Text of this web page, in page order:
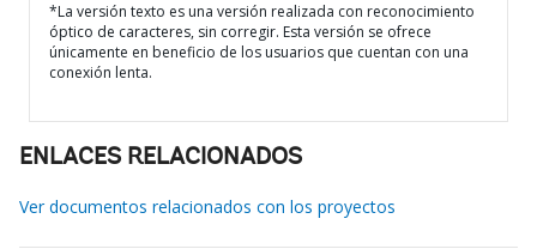
*La versión texto es una versión realizada con reconocimiento
óptico de caracteres, sin corregir. Esta versión se ofrece
únicamente en beneficio de los usuarios que cuentan con una
conexión lenta.
ENLACES RELACIONADOS
Ver documentos relacionados con los proyectos